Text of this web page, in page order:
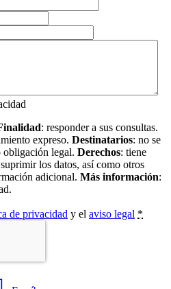
: responder a sus consultas.
expreso. Destinatarios: no se
obligación legal. Derechos: tiene
los datos, así como otros
adicional. Más información:
de privacidad y el aviso legal *